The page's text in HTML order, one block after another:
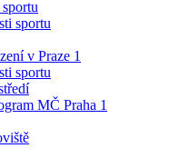
sportu
v Praze 1
sportu
MČ Praha 1